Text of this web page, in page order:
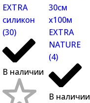
EXTRA
силикон
(30)
В наличии
30см
х100м
EXTRA
NATURE
(4)
В наличии